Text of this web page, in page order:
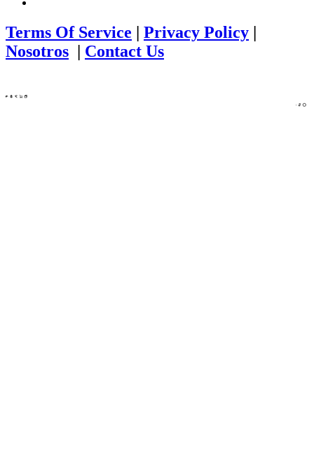
Terms Of Service | Privacy Policy |
Nosotros | Contact Us